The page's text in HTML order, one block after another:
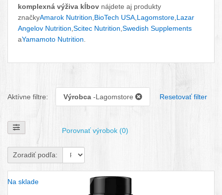
komplexná výživa kĺbov nájdete aj produkty
značkyAmarok Nutrition BioTech USA Lagomstore Lazar
Angelov Nutrition Scitec Nutrition Swedish Supplements
aYamamoto Nutrition
Aktívne filtre: Výrobca -Lagomstore Resetovať filter
Zobraziť filtre Porovnať výrobok (0)
Zoradiť podľa:
Na sklade